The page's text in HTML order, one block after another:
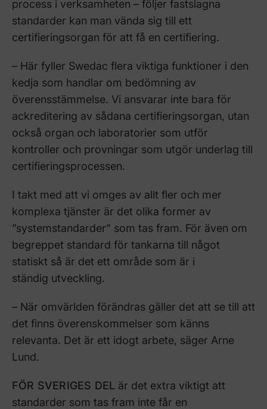
process i verksamheten – följer fastslagna
standarder kan man vända sig till ett
certifieringsorgan för att få en certifiering.
– Här fyller Swedac flera viktiga funktioner i den
kedja som handlar om bedömning av
överensstämmelse. Vi ansvarar inte bara för
ackreditering av sådana certifieringsorgan, utan
också organ och laboratorier som utför
kontroller och provningar som utgör underlag till
certifieringsprocessen.
I takt med att vi omges av allt fler och mer
komplexa tjänster är det olika former av
”systemstandarder” som tas fram. För även om
begreppet standard för tankarna till något
statiskt så är det ett område som är i
ständig utveckling.
– När omvärlden förändras gäller det att se till att
det finns överenskommelser som känns
relevanta. Det är ett idogt arbete, säger Arne
Lund.
FÖR SVERIGES DEL är det extra viktigt att
standarder som tas fram inte får en